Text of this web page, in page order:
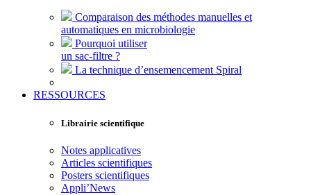
Comparaison des méthodes manuelles et
automatiques en microbiologie
Pourquoi utiliser
un sac-filtre ?
La technique d’ensemencement Spiral
RESSOURCES
Librairie scientifique
Notes applicatives
Articles scientifiques
Posters scientifiques
Appli’News